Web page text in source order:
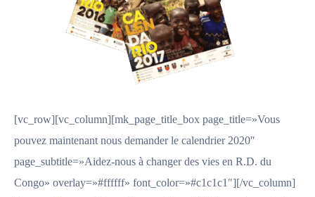
[vc_row][vc_column][mk_page_title_box page_title=»Vous
pouvez maintenant nous demander le calendrier 2020″
page_subtitle=»Aidez-nous à changer des vies en R.D. du
Congo» overlay=»#ffffff» font_color=»#c1c1c1″][/vc_column]